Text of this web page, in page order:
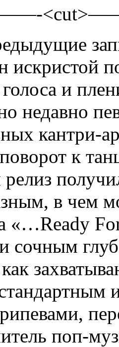
искристой
голоса и
недавно
кантри-
к
в чем
«…Ready
сочным
как
поп-